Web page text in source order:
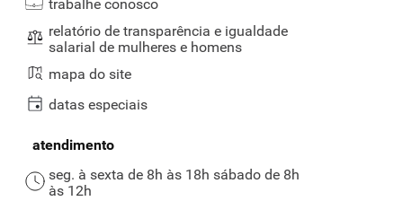
trabalhe conosco
relatório de transparência e igualdade
salarial de mulheres e homens
mapa do site
datas especiais
atendimento
seg. à sexta de 8h às 18h sábado de 8h
às 12h